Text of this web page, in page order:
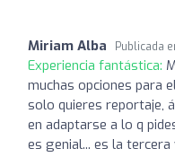
Miriam Alba Publicada
Experiencia fantástica:
muchas opciones para
solo quieres reportaje,
en adaptarse a lo q
es genial... es la